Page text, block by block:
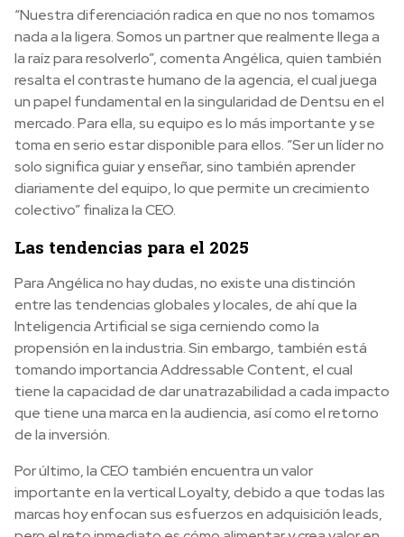
“Nuestra diferenciación radica en que no nos tomamos
nada a la ligera. Somos un partner que realmente llega a
la raíz para resolverlo”, comenta Angélica, quien también
resalta el contraste humano de la agencia, el cual juega
un papel fundamental en la singularidad de Dentsu en el
mercado. Para ella, su equipo es lo más importante y se
toma en serio estar disponible para ellos. “Ser un líder no
solo significa guiar y enseñar, sino también aprender
diariamente del equipo, lo que permite un crecimiento
colectivo” finaliza la CEO.
Las tendencias para el 2025
Para Angélica no hay dudas, no existe una distinción
entre las tendencias globales y locales, de ahí que la
Inteligencia Artificial se siga cerniendo como la
propensión en la industria. Sin embargo, también está
tomando importancia Addressable Content, el cual
tiene la capacidad de dar unatrazabilidad a cada impacto
que tiene una marca en la audiencia, así como el retorno
de la inversión.
Por último, la CEO también encuentra un valor
importante en la vertical Loyalty, debido a que todas las
marcas hoy enfocan sus esfuerzos en adquisición leads,